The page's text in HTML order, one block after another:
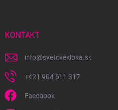
KONTAKT
info@svetoveklbka.sk
+421 904 611 317
Facebook